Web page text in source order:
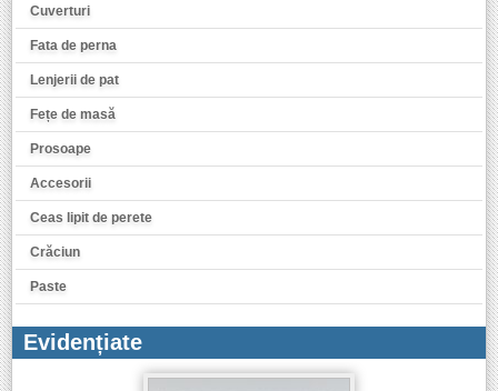
Cuverturi
Fata de perna
Lenjerii de pat
Fețe de masă
Prosoape
Accesorii
Ceas lipit de perete
Crăciun
Paste
Evidențiate